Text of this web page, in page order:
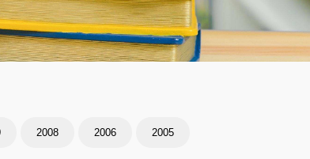
2008 2006 2005